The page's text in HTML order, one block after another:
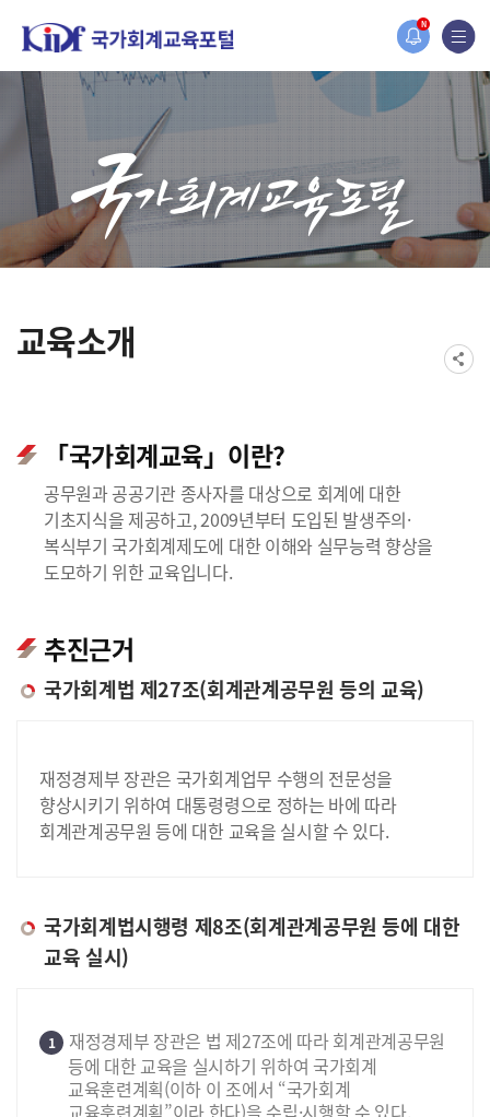
N
교육소개
「국가회계교육」이란?
공무원과 공공기관 종사자를 대상으로 회계에 대한
기초지식을 제공하고, 2009년부터 도입된 발생주의·
복식부기 국가회계제도에 대한 이해와 실무능력 향상을
도모하기 위한 교육입니다.
추진근거
국가회계법 제27조(회계관계공무원 등의 교육)
재정경제부 장관은 국가회계업무 수행의 전문성을
향상시키기 위하여 대통령령으로 정하는 바에 따라
회계관계공무원 등에 대한 교육을 실시할 수 있다.
국가회계법시행령 제8조(회계관계공무원 등에 대한
교육 실시)
1
재정경제부 장관은 법 제27조에 따라 회계관계공무원
등에 대한 교육을 실시하기 위하여 국가회계
교육훈련계획(이하 이 조에서 “국가회계
교육훈련계획”이라 한다)을 수립·시행할 수 있다.